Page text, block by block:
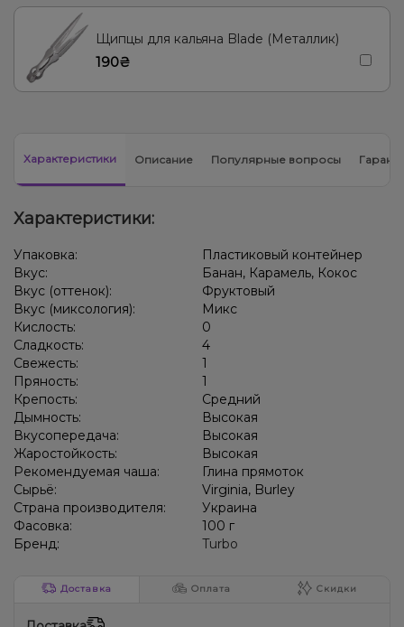
Щипцы для кальяна Blade (Металлик)
190₴
Характеристики Описание Популярные вопросы
Характеристики:
Упаковка:
Пластиковый контейнер
Вкус:
Банан, Карамель, Кокос
Вкус (оттенок):
Фруктовый
Вкус (миксология):
Микс
Кислость:
0
Сладкость:
4
Свежесть:
1
Пряность:
1
Крепость:
Средний
Дымность:
Высокая
Вкусопередача:
Высокая
Жаростойкость:
Высокая
Рекомендуемая чаша:
Глина прямоток
Сырьё:
Virginia, Burley
Страна производителя:
Украина
Фасовка:
100 г
Бренд:
Turbo
Доставка Оплата Скидки